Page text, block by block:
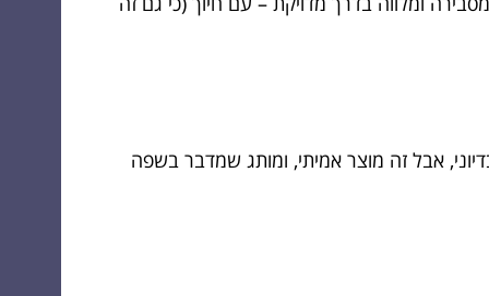
אבל זה מוצר אמיתי, ומותג שמדבר בשפה